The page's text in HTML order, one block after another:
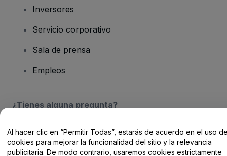
Inversores
Servicio corporativo
Sala de prensa
Empleos
¿Tienes alguna pregunta?
Centro de Ayuda / Contacto
Al hacer clic en “Permitir Todas”, estarás de acuerdo en el uso
cookies para mejorar la funcionalidad del sitio y la relevancia
publicitaria. De modo contrario, usaremos cookies estrictamente